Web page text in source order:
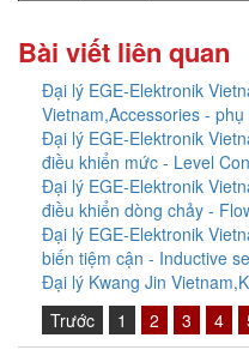
Bài viết liên quan
Đại lý EGE-Elektronik
Vietnam,Accessories - phụ
Đại lý EGE-Elektronik
điều khiển mức - Level
Đại lý EGE-Elektronik
điều khiển dòng chảy -
Đại lý EGE-Elektronik
biến tiệm cận - Inductive
Đại lý Kwang Jin
Trước
1 2 3 4